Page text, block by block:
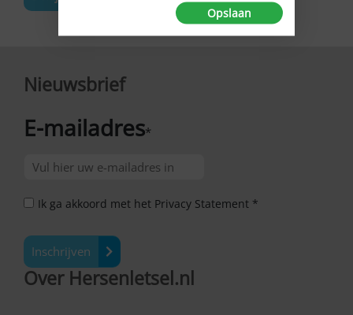
Nieuwsbrief
E-mailadres*
Ik ga akkoord met het Privacy Statement *
Inschrijven
Over Hersenletsel.nl
Opslaan